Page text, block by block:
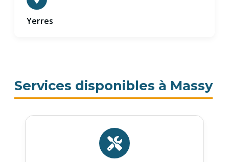
Yerres
Services disponibles à Massy